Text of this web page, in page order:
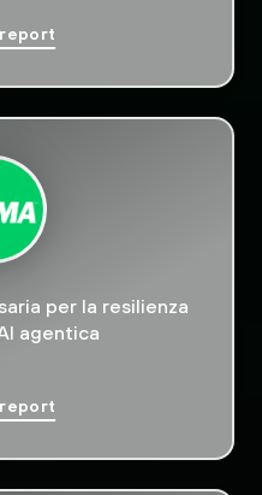
per la resilienza
agentica